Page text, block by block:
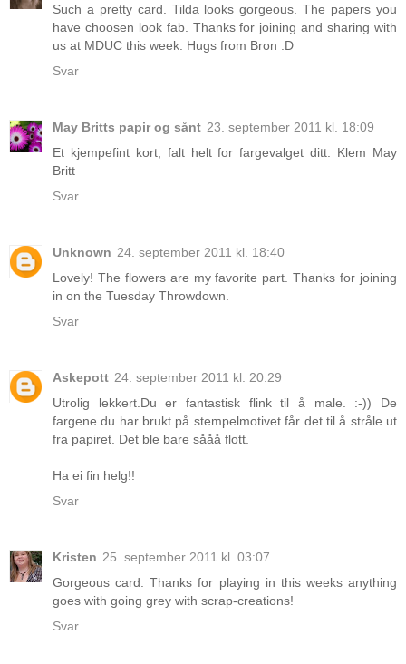
Such a pretty card. Tilda looks gorgeous. The papers you
have choosen look fab. Thanks for joining and sharing with
us at MDUC this week. Hugs from Bron :D
Svar
May Britts papir og sånt 23. september 2011 kl. 18:09
Et kjempefint kort, falt helt for fargevalget ditt. Klem May
Britt
Svar
Unknown 24. september 2011 kl. 18:40
Lovely! The flowers are my favorite part. Thanks for joining
in on the Tuesday Throwdown.
Svar
Askepott 24. september 2011 kl. 20:29
Utrolig lekkert.Du er fantastisk flink til å male. :-)) De
fargene du har brukt på stempelmotivet får det til å stråle ut
fra papiret. Det ble bare sååå flott.
Ha ei fin helg!!
Svar
Kristen 25. september 2011 kl. 03:07
Gorgeous card. Thanks for playing in this weeks anything
goes with going grey with scrap-creations!
Svar